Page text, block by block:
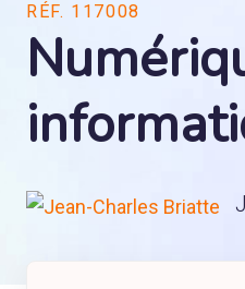
RÉF. 117008